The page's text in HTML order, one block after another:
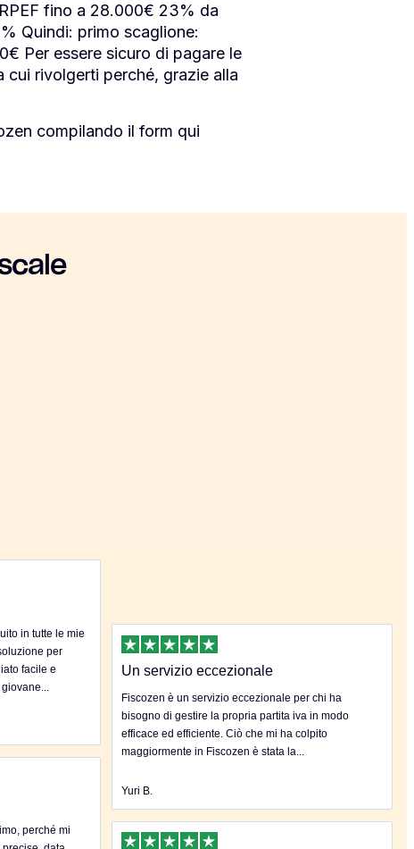
fino a 28.000€ 23% da
Quindi: primo scaglione:
Per essere sicuro di pagare le
cui rivolgerti perché, grazie alla
compilando il form qui
in tutte le mie
per
facile e
Un servizio eccezionale
Fiscozen è un servizio eccezionale per chi ha
bisogno di gestire la propria partita iva in modo
efficace ed efficiente. Ciò che mi ha colpito
maggiormente in Fiscozen è stata la...
Yuri B.
perché mi